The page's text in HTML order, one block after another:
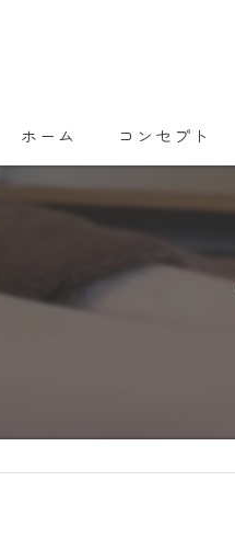
ホーム コンセプト